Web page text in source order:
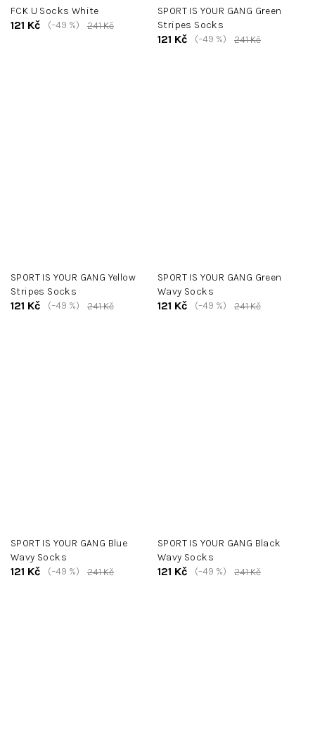
FCK U Socks White
121 Kč 241 Kč
(–49 %)
SPORT IS YOUR GANG Green
Stripes Socks
121 Kč 241 Kč
(–49 %)
SPORT IS YOUR GANG Yellow
Stripes Socks
121 Kč 241 Kč
(–49 %)
SPORT IS YOUR GANG Green
Wavy Socks
121 Kč 241 Kč
(–49 %)
SPORT IS YOUR GANG Blue
Wavy Socks
121 Kč 241 Kč
(–49 %)
SPORT IS YOUR GANG Black
Wavy Socks
121 Kč 241 Kč
(–49 %)